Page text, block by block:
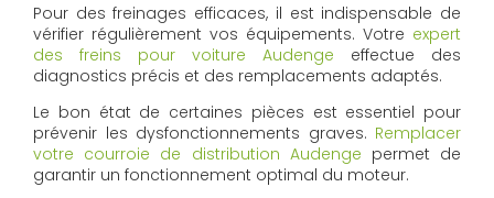
Pour des freinages efficaces, il est indispensable de
vérifier régulièrement vos équipements. Votre expert
des freins pour voiture Audenge effectue des
diagnostics précis et des remplacements adaptés.
Le bon état de certaines pièces est essentiel pour
prévenir les dysfonctionnements graves. Remplacer
votre courroie de distribution Audenge permet de
garantir un fonctionnement optimal du moteur.